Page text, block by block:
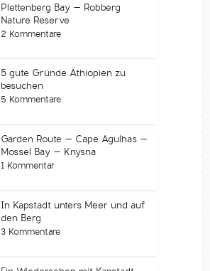
Plettenberg Bay – Robberg
Nature Reserve
2 Kommentare
5 gute Gründe Äthiopien zu
besuchen
5 Kommentare
Garden Route – Cape Agulhas –
Mossel Bay – Knysna
1 Kommentar
In Kapstadt unters Meer und auf
den Berg
3 Kommentare